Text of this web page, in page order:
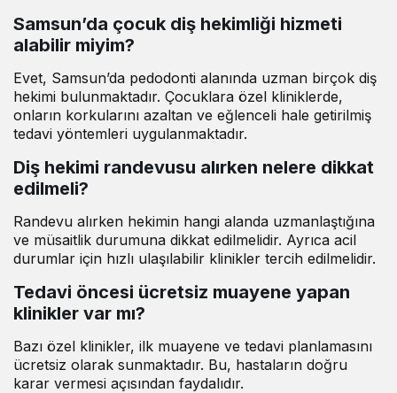
Samsun’da çocuk diş hekimliği hizmeti
alabilir miyim?
Evet, Samsun’da pedodonti alanında uzman birçok diş
hekimi bulunmaktadır. Çocuklara özel kliniklerde,
onların korkularını azaltan ve eğlenceli hale getirilmiş
tedavi yöntemleri uygulanmaktadır.
Diş hekimi randevusu alırken nelere dikkat
edilmeli?
Randevu alırken hekimin hangi alanda uzmanlaştığına
ve müsaitlik durumuna dikkat edilmelidir. Ayrıca acil
durumlar için hızlı ulaşılabilir klinikler tercih edilmelidir.
Tedavi öncesi ücretsiz muayene yapan
klinikler var mı?
Bazı özel klinikler, ilk muayene ve tedavi planlamasını
ücretsiz olarak sunmaktadır. Bu, hastaların doğru
karar vermesi açısından faydalıdır.